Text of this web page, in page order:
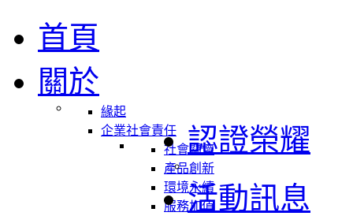
首頁
關於
緣起
企業社會責任
社會關懷
產品創新
環境永續
服務加值
認證榮耀
活動訊息